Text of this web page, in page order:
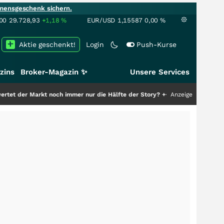
sichern.
29.728,93 +1,18% EUR/USD 1,15587 0,00 %
Login Push-Kurse
Aktie geschenkt!
Broker-Magazin ✨ Unsere Services
noch immer nur die Hälfte der Story?+++ Anzeige